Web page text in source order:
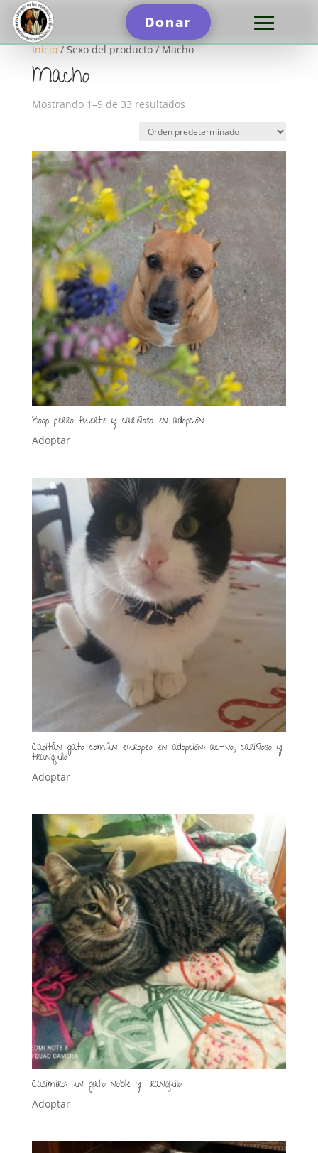
Donar
Inicio/ Sexo del producto / Macho
Macho
Mostrando 1–9 de 33 resultados
Boop perro fuerte y cariñoso en adopción
Adoptar
Capitán gato común europeo en adopción: activo, cariñoso y
tranquilo
Adoptar
Casimiro: un gato noble y tranquilo
Adoptar